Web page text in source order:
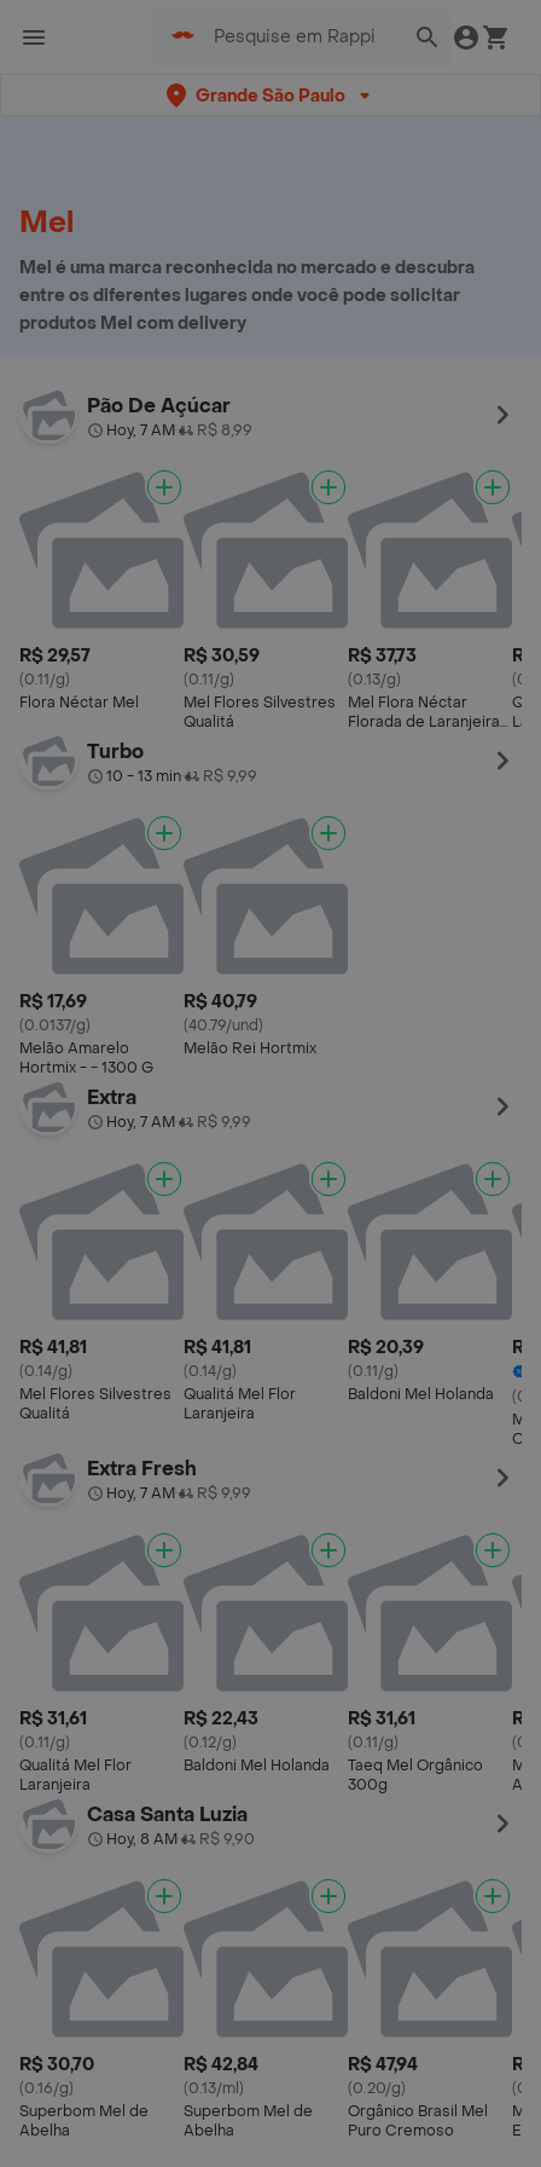
Grande São Paulo
Mel
Mel é uma marca reconhecida no mercado e descubra
entre os diferentes lugares onde você pode solicitar
produtos Mel com delivery
Pão De Açúcar
Hoy, 7 AM• R$ 8,99
R$ 29,57
(0.11/g)
Flora Néctar Mel
R$ 30,59
(0.11/g)
Mel Flores Silvestres
Qualitá
R$ 37,73
(0.13/g)
Mel Flora Néctar
Florada de Laranjeira
R$
Turbo
10 - 13 min• R$ 9,99
R$ 17,69
(0.0137/g)
Melão Amarelo
Hortmix - - 1300 G
R$ 40,79
(40.79/und)
Melão Rei Hortmix
Extra
Hoy, 7 AM• R$ 9,99
R$ 41,81
(0.14/g)
Mel Flores Silvestres
Qualitá
R$ 41,81
(0.14/g)
Qualitá Mel Flor
Laranjeira
R$ 20,39
(0.11/g)
Baldoni Mel Holanda
R$
Extra Fresh
Hoy, 7 AM• R$ 9,99
R$ 31,61
(0.11/g)
Qualitá Mel Flor
Laranjeira
R$ 22,43
(0.12/g)
Baldoni Mel Holanda
R$ 31,61
(0.11/g)
Taeq Mel Orgânico
300g
R$
Casa Santa Luzia
Hoy, 8 AM• R$ 9,90
R$ 30,70
(0.16/g)
Superbom Mel de
Abelha
R$ 42,84
(0.13/ml)
Superbom Mel de
Abelha
R$ 47,94
(0.20/g)
Orgânico Brasil Mel
Puro Cremoso
R$